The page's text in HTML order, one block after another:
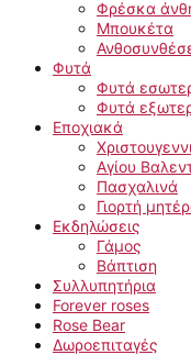
Φρέσκα
Μπουκέτα
Φυτά
Φυτά
Φυτά
Εποχιακά
Αγίου
Πασχαλινά
Γιορτή
Εκδηλώσεις
Γάμος
Βάπτιση
Συλλυπητήρια
Forever roses
Rose Bear
Δωροεπιταγές